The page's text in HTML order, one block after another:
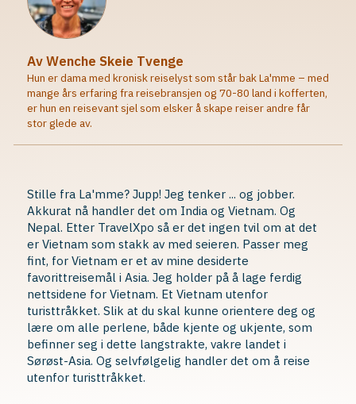
Av Wenche Skeie Tvenge
Hun er dama med kronisk reiselyst som står bak La'mme – med
mange års erfaring fra reisebransjen og 70-80 land i kofferten,
er hun en reisevant sjel som elsker å skape reiser andre får
stor glede av.
Stille fra La'mme? Jupp! Jeg tenker ... og jobber.
Akkurat nå handler det om India og Vietnam. Og
Nepal. Etter TravelXpo så er det ingen tvil om at det
er Vietnam som stakk av med seieren. Passer meg
fint, for Vietnam er et av mine desiderte
favorittreisemål i Asia. Jeg holder på å lage ferdig
nettsidene for Vietnam. Et Vietnam utenfor
turisttråkket. Slik at du skal kunne orientere deg og
lære om alle perlene, både kjente og ukjente, som
befinner seg i dette langstrakte, vakre landet i
Sørøst-Asia. Og selvfølgelig handler det om å reise
utenfor turisttråkket.